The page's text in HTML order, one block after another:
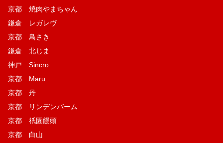
京都 焼肉やまちゃん
鎌倉 レガレヴ
京都 鳥さき
鎌倉 北じま
神戸 Sincro
京都 Maru
京都 丹
京都 リンデンバーム
京都 祇園饅頭
京都 白山